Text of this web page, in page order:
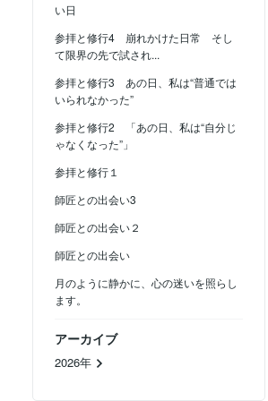
い日
参拝と修行4 崩れかけた日常 そし
て限界の先で試され...
参拝と修行3 あの日、私は“普通では
いられなかった”
参拝と修行2 「あの日、私は“自分じ
ゃなくなった”」
参拝と修行１
師匠との出会い3
師匠との出会い２
師匠との出会い
月のように静かに、心の迷いを照らし
ます。
アーカイブ
2026年